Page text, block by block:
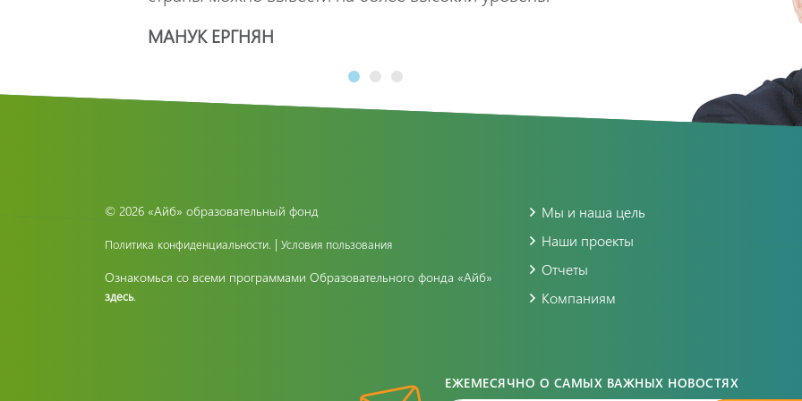
МАНУК ЕРГНЯН
АРАМ ПАХЧАНЯН
DAVID YANG
© 2026 «Айб» образовательный фонд
Политика конфиденциальности. | Условия пользования
Ознакомься со всеми программами Образовательного фонда «Айб»
здесь.
Мы и наша цель
Наши проекты
Отчеты
Компаниям
ЕЖЕМЕСЯЧНО О САМЫХ ВАЖНЫХ НОВОСТЯХ